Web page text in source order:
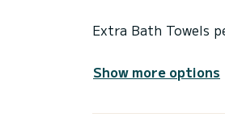
Extra Bath Towels
Show more options